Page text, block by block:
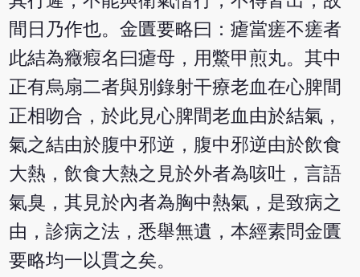
間日乃作也。金匱要略曰：瘧當瘥不瘥者
此結為癥瘕名曰瘧母，用鱉甲煎丸。其中
正有烏扇二者與別錄射干療老血在心脾間
正相吻合，於此見心脾間老血由於結氣，
氣之結由於腹中邪逆，腹中邪逆由於飲食
大熱，飲食大熱之見於外者為咳吐，言語
氣臭，其見於內者為胸中熱氣，是致病之
由，診病之法，悉舉無遺，本經素問金匱
要略均一以貫之矣。